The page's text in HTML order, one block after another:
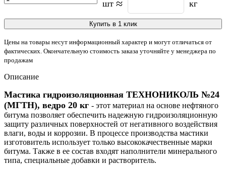
шт ≈ кг
Купить в 1 клик
Цены на товары несут информационный характер и могут отличаться от
фактических. Окончательную стоимость заказа уточняйте у менеджера по
продажам
Описание
Мастика гидроизоляционная ТЕХНОНИКОЛЬ №24
(МГТН), ведро 20 кг - этот материал на основе нефтяного
битума позволяет обеспечить надежную гидроизоляционную
защиту различных поверхностей от негативного воздействия
влаги, воды и коррозии. В процессе производства мастики
изготовитель использует только высококачественные марки
битума. Также в ее состав входят наполнители минерального
типа, специальные добавки и растворитель.